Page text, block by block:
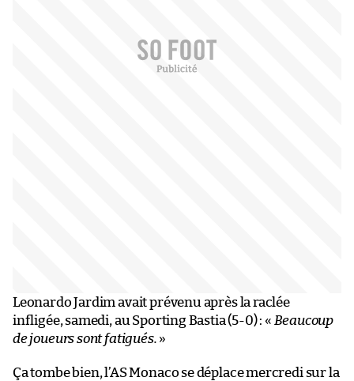
Leonardo Jardim avait prévenu après la raclée
infligée, samedi, au Sporting Bastia (5-0) : « Beaucoup
de joueurs sont fatigués. »
Ça tombe bien, l’AS Monaco se déplace mercredi sur la